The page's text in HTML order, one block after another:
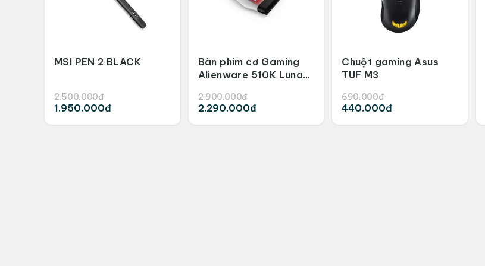
MSI PEN 2 BLACK
2.500.000đ
1.950.000đ
Bàn phím cơ Gaming
Alienware 510K Lunar
2.900.000đ
2.290.000đ
Chuột gaming Asus
TUF M3
690.000đ
440.000đ